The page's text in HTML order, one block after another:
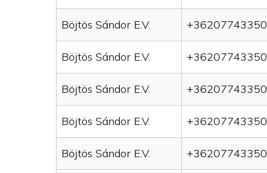
Böjtös Sándor E.V. +36207743350
Böjtös Sándor E.V. +36207743350
Böjtös Sándor E.V. +36207743350
Böjtös Sándor E.V. +36207743350
Böjtös Sándor E.V. +36207743350